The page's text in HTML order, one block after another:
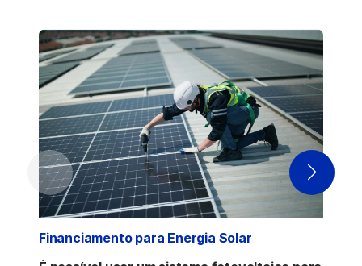
Financiamento para Energia Solar